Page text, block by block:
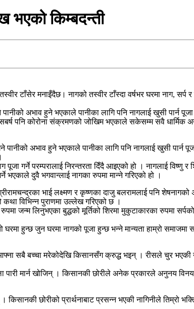
भएको किम्बदन्ती
टाँसेर मनाइँदैछ। नागको तस्वीर टाँस्दा वर्षभर घरमा नाग,
अभाव हुने भएकाले पानीका लागि पनि नागलाई खुसी पार्न
पनि कोरोना संक्रमणको जोखिम भएकाले सकेसम्म सवै धार्मिक
अभाव हुने भएकाले पानीका लागि पनि नागलाई खुसी पार्न
गर्ने परम्परालाई निरन्तरता दिँदै आइएको हो । नागलाई विष्णु
दुवै भगवान्लाई नागका रुपमा मान्ने गरिएको हो ।
भाई लक्ष्मण र कृष्णका दाजु बलरामलाई पनि शेषनागको
कथा विभिन्न पुराणमा उल्लेख गरिएको छ ।
जन्म लिनुभएका बुद्धको मूर्तिको शिरमा मुकुटाकारका रुपमा
घरमा हुन्छ जुन घरमा नागको पूजा हुन्छ भन्ने मान्यता हाम्रो
सबै बच्चा मरेकोदेखि किसानसँग क्रुद्ध भइन् । रीसले चुर भएकी
मार्न खोजिन् । किसानकी छोरीले अनेक प्रकारले अनुनय
छोरीको प्रार्थनाबाट प्रसन्न भएकी नागिनीले तिम्रो